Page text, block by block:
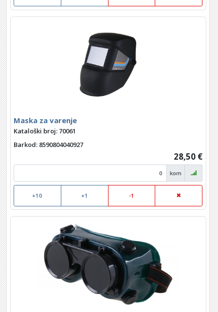
Maska za varenje
Kataloški broj: 70061
Barkod: 8590804040927
28,50 €
kom
+10 +1 -1